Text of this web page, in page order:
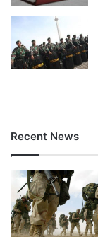
Recent News